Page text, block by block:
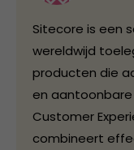
Sitecore is een
wereldwijd
producten die
en aantoonbare
Customer
combineert